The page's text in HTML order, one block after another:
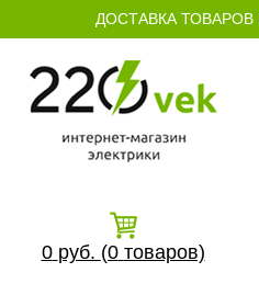
ДОСТАВКА
0 руб. (0 товаров)